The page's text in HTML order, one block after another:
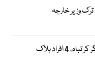
وزیر خارجہ
افراد ہلاک